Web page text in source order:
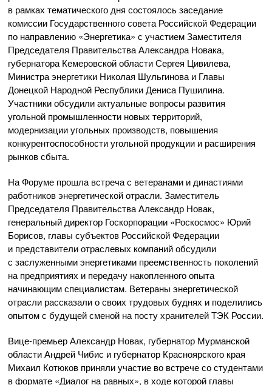
в рамках тематического дня состоялось заседание
комиссии Государственного совета Российской Федерации
по направлению «Энергетика» с участием Заместителя
Председателя Правительства Александра Новака,
губернатора Кемеровской области Сергея Цивилева,
Министра энергетики Николая Шульгинова и Главы
Донецкой Народной Республики Дениса Пушилина.
Участники обсудили актуальные вопросы развития
угольной промышленности новых территорий,
модернизации угольных производств, повышения
конкурентоспособности угольной продукции и расширения
рынков сбыта.
На Форуме прошла встреча с ветеранами и династиями
работников энергетической отрасли. Заместитель
Председателя Правительства Александр Новак,
генеральный директор Госкорпорации «Роскосмос» Юрий
Борисов, главы субъектов Российской Федерации
и представители отраслевых компаний обсудили
с заслуженными энергетиками преемственность поколений
на предприятиях и передачу накопленного опыта
начинающим специалистам. Ветераны энергетической
отрасли рассказали о своих трудовых буднях и поделились
опытом с будущей сменой на посту хранителей ТЭК России.
Вице-премьер Александр Новак, губернатор Мурманской
области Андрей Чибис и губернатор Красноярского края
Михаил Котюков приняли участие во встрече со студентами
в формате «Диалог на равных», в ходе которой главы